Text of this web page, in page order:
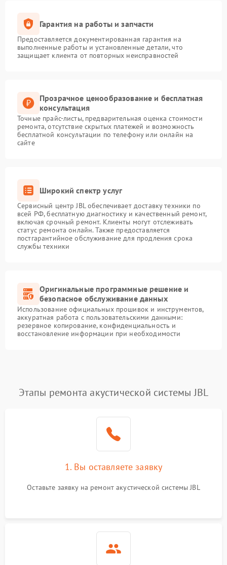
Гарантия на работы и запчасти
Предоставляется документированная гарантия на
выполненные работы и установленные детали, что
защищает клиента от повторных неисправностей
Прозрачное ценообразование и бесплатная
консультация
Точные прайс-листы, предварительная оценка стоимости
ремонта, отсутствие скрытых платежей и возможность
бесплатной консультации по телефону или онлайн на
сайте
Широкий спектр услуг
Сервисный центр JBL обеспечивает доставку техники по
всей РФ, бесплатную диагностику и качественный ремонт,
включая срочный ремонт. Клиенты могут отслеживать
статус ремонта онлайн. Также предоставляется
постгарантийное обслуживание для продления срока
службы техники
Оригинальные программные решение и
безопасное обслуживание данных
Использование официальных прошивок и инструментов,
аккуратная работа с пользовательскими данными:
резервное копирование, конфиденциальность и
восстановление информации при необходимости
Этапы ремонта акустической системы JBL
1. Вы оставляете заявку
Оставьте заявку на ремонт акустической системы JBL